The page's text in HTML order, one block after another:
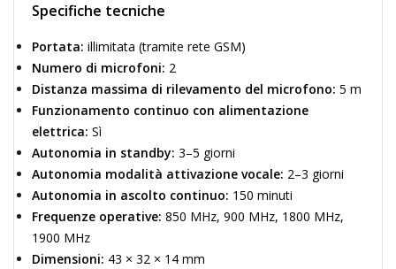
Specifiche tecniche
Portata: illimitata (tramite rete GSM)
Numero di microfoni: 2
Distanza massima di rilevamento del microfono: 5 m
Funzionamento continuo con alimentazione
elettrica: Sì
Autonomia in standby: 3–5 giorni
Autonomia modalità attivazione vocale: 2–3 giorni
Autonomia in ascolto continuo: 150 minuti
Frequenze operative: 850 MHz, 900 MHz, 1800 MHz,
1900 MHz
Dimensioni: 43 × 32 × 14 mm